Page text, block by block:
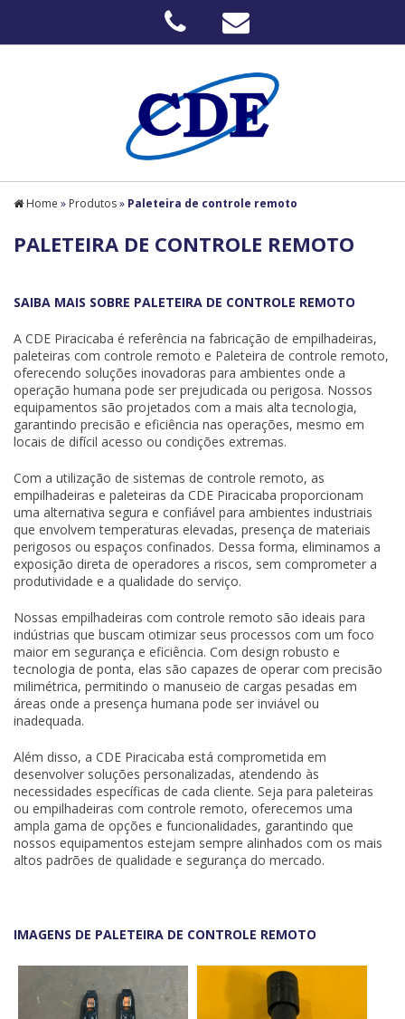
Home » Produtos» Paleteira de controle remoto
PALETEIRA DE CONTROLE REMOTO
SAIBA MAIS SOBRE PALETEIRA DE CONTROLE REMOTO
A CDE Piracicaba é referência na fabricação de empilhadeiras,
paleteiras com controle remoto e Paleteira de controle remoto,
oferecendo soluções inovadoras para ambientes onde a
operação humana pode ser prejudicada ou perigosa. Nossos
equipamentos são projetados com a mais alta tecnologia,
garantindo precisão e eficiência nas operações, mesmo em
locais de difícil acesso ou condições extremas.
Com a utilização de sistemas de controle remoto, as
empilhadeiras e paleteiras da CDE Piracicaba proporcionam
uma alternativa segura e confiável para ambientes industriais
que envolvem temperaturas elevadas, presença de materiais
perigosos ou espaços confinados. Dessa forma, eliminamos a
exposição direta de operadores a riscos, sem comprometer a
produtividade e a qualidade do serviço.
Nossas empilhadeiras com controle remoto são ideais para
indústrias que buscam otimizar seus processos com um foco
maior em segurança e eficiência. Com design robusto e
tecnologia de ponta, elas são capazes de operar com precisão
milimétrica, permitindo o manuseio de cargas pesadas em
áreas onde a presença humana pode ser inviável ou
inadequada.
Além disso, a CDE Piracicaba está comprometida em
desenvolver soluções personalizadas, atendendo às
necessidades específicas de cada cliente. Seja para paleteiras
ou empilhadeiras com controle remoto, oferecemos uma
ampla gama de opções e funcionalidades, garantindo que
nossos equipamentos estejam sempre alinhados com os mais
altos padrões de qualidade e segurança do mercado.
IMAGENS DE PALETEIRA DE CONTROLE REMOTO